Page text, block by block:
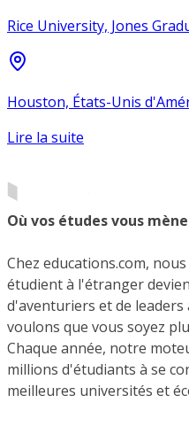
Rice University, Jones
Houston, États-Unis
Lire la suite
Où vos études vous
Chez educations.com,
étudient à l'étranger
d'aventuriers et de
voulons que vous soyez
Chaque année, notre
millions d'étudiants à se
meilleures universités et